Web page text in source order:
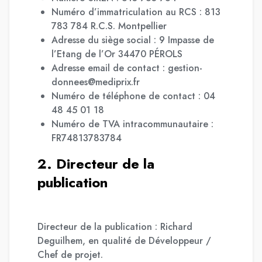
Numéro d’immatriculation au RCS : 813
783 784 R.C.S. Montpellier
Adresse du siège social : 9 Impasse de
l’Etang de l’Or 34470 PÉROLS
Adresse email de contact : gestion-
donnees@mediprix.fr
Numéro de téléphone de contact : 04
48 45 01 18
Numéro de TVA intracommunautaire :
FR74813783784
2. Directeur de la
publication
Directeur de la publication : Richard
Deguilhem, en qualité de Développeur /
Chef de projet.